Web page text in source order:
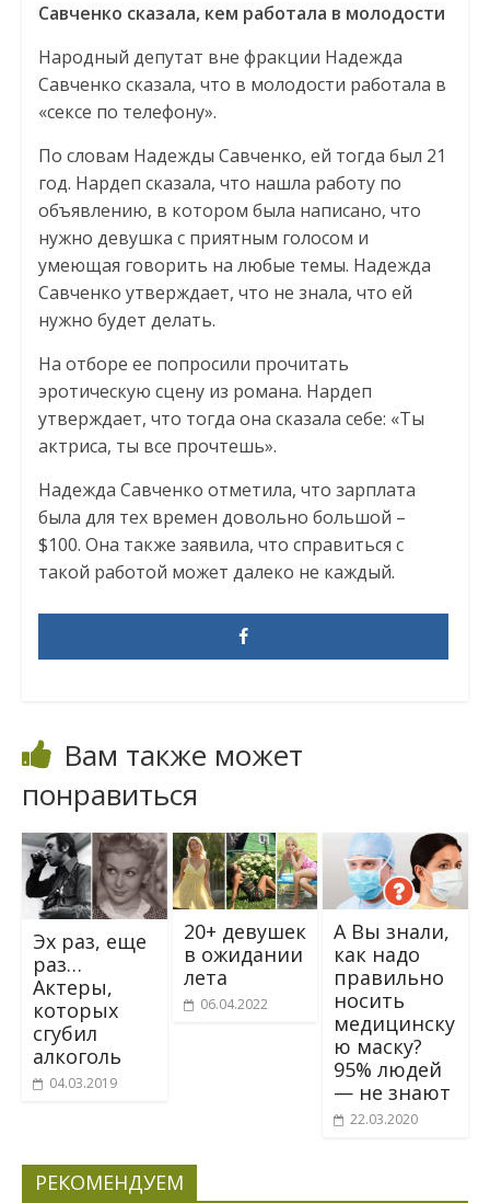
Савченко сказала, кем работала в молодости
Народный депутат вне фракции Надежда
Савченко сказала, что в молодости работала в
«сексе по телефону».
По словам Надежды Савченко, ей тогда был 21
год. Нардеп сказала, что нашла работу по
объявлению, в котором была написано, что
нужно девушка с приятным голосом и
умеющая говорить на любые темы. Надежда
Савченко утверждает, что не знала, что ей
нужно будет делать.
На отборе ее попросили прочитать
эротическую сцену из романа. Нардеп
утверждает, что тогда она сказала себе: «Ты
актриса, ты все прочтешь».
Надежда Савченко отметила, что зарплата
была для тех времен довольно большой –
$100. Она также заявила, что справиться с
такой работой может далеко не каждый.
Вам также может
понравиться
Эх раз, еще
раз…
Актеры,
которых
сгубил
алкоголь
04.03.2019
20+ девушек
в ожидании
лета
06.04.2022
А Вы знали,
как надо
правильно
носить
медицинску
ю маску?
95% людей
— не знают
22.03.2020
РЕКОМЕНДУЕМ